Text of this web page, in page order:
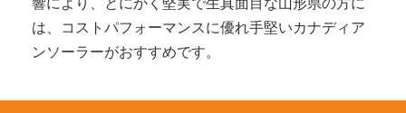
響により、とにかく堅実で生真面目な山形県の方に
は、コストパフォーマンスに優れ手堅いカナディア
ンソーラーがおすすめです。